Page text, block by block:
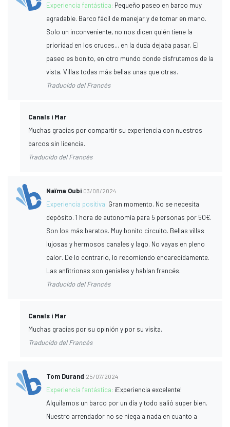
Experiencia fantástica: Pequeño paseo en barco muy
agradable. Barco fácil de manejar y de tomar en mano.
Solo un inconveniente, no nos dicen quién tiene la
prioridad en los cruces... en la duda dejaba pasar. El
paseo es bonito, en otro mundo donde disfrutamos de la
vista. Villas todas más bellas unas que otras.
Traducido del Francés
Canals i Mar
Muchas gracias por compartir su experiencia con nuestros
barcos sin licencia.
Traducido del Francés
Naïma Oubi 03/08/2024
Experiencia positiva: Gran momento. No se necesita
depósito. 1 hora de autonomía para 5 personas por 50€.
Son los más baratos. Muy bonito circuito. Bellas villas
lujosas y hermosos canales y lago. No vayas en pleno
calor. De lo contrario, lo recomiendo encarecidamente.
Las anfitrionas son geniales y hablan francés.
Traducido del Francés
Canals i Mar
Muchas gracias por su opinión y por su visita.
Traducido del Francés
Tom Durand 25/07/2024
Experiencia fantástica: ¡Experiencia excelente!
Alquilamos un barco por un día y todo salió super bien.
Nuestro arrendador no se niega a nada en cuanto a